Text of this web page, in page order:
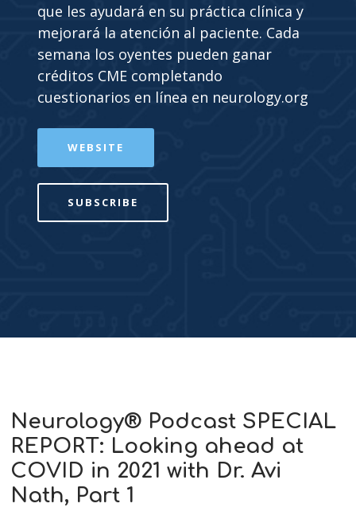
que les ayudará en su práctica clínica y
mejorará la atención al paciente. Cada
semana los oyentes pueden ganar
créditos CME completando
cuestionarios en línea en neurology.org
WEBSITE
SUBSCRIBE
Neurology® Podcast SPECIAL
REPORT: Looking ahead at
COVID in 2021 with Dr. Avi
Nath, Part 1